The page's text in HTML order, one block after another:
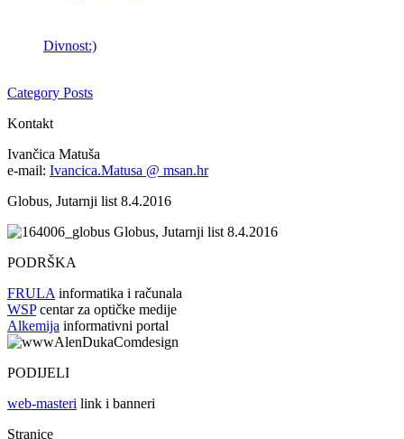
Divnost:)
Category Posts
Kontakt
Ivančica Matuša
e-mail: Ivancica.Matusa @ msan.hr
Globus, Jutarnji list 8.4.2016
Globus, Jutarnji list 8.4.2016
PODRŠKA
FRULA informatika i računala
WSPcentar za optičke medije
Alkemija informativni portal
PODIJELI
web-masteri link i banneri
Stranice